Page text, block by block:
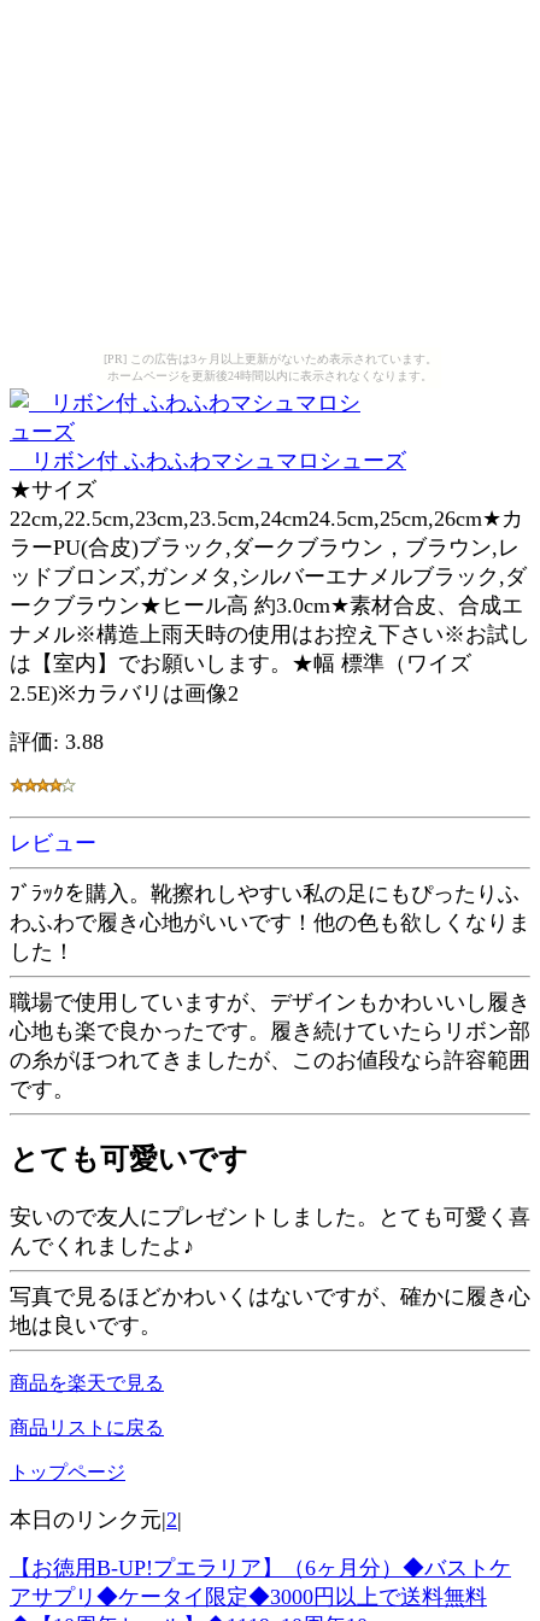
[PR] この広告は3ヶ月以上更新がないため表示されています。
ホームページを更新後24時間以内に表示されなくなります。
リボン付 ふわふわマシュマロシューズ
★サイズ
22cm,22.5cm,23cm,23.5cm,24cm24.5cm,25cm,26cm★カ
ラーPU(合皮)ブラック,ダークブラウン，ブラウン,レ
ッドブロンズ,ガンメタ,シルバーエナメルブラック,ダ
ークブラウン★ヒール高 約3.0cm★素材合皮、合成エ
ナメル※構造上雨天時の使用はお控え下さい※お試し
は【室内】でお願いします。★幅 標準（ワイズ
2.5E)※カラバリは画像2
評価: 3.88
レビュー
ﾌﾞﾗｯｸを購入。靴擦れしやすい私の足にもぴったりふ
わふわで履き心地がいいです！他の色も欲しくなりま
した！
職場で使用していますが、デザインもかわいいし履き
心地も楽で良かったです。履き続けていたらリボン部
の糸がほつれてきましたが、このお値段なら許容範囲
です。
とても可愛いです
安いので友人にプレゼントしました。とても可愛く喜
んでくれましたよ♪
写真で見るほどかわいくはないですが、確かに履き心
地は良いです。
商品を楽天で見る
商品リストに戻る
トップページ
本日のリンク元|2|
【お徳用B-UP!プエラリア】（6ヶ月分）◆バストケ
アサプリ◆ケータイ限定◆3000円以上で送料無料